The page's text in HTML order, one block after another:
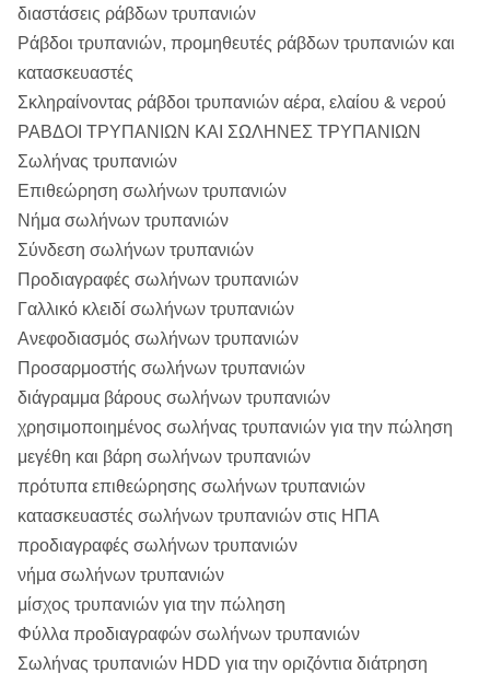
διαστάσεις ράβδων τρυπανιών
Ράβδοι τρυπανιών, προμηθευτές ράβδων τρυπανιών και
κατασκευαστές
Σκληραίνοντας ράβδοι τρυπανιών αέρα, ελαίου & νερού
ΡΑΒΔΟΙ ΤΡΥΠΑΝΙΩΝ ΚΑΙ ΣΩΛΗΝΕΣ ΤΡΥΠΑΝΙΩΝ
Σωλήνας τρυπανιών
Επιθεώρηση σωλήνων τρυπανιών
Νήμα σωλήνων τρυπανιών
Σύνδεση σωλήνων τρυπανιών
Προδιαγραφές σωλήνων τρυπανιών
Γαλλικό κλειδί σωλήνων τρυπανιών
Ανεφοδιασμός σωλήνων τρυπανιών
Προσαρμοστής σωλήνων τρυπανιών
διάγραμμα βάρους σωλήνων τρυπανιών
χρησιμοποιημένος σωλήνας τρυπανιών για την πώληση
μεγέθη και βάρη σωλήνων τρυπανιών
πρότυπα επιθεώρησης σωλήνων τρυπανιών
κατασκευαστές σωλήνων τρυπανιών στις ΗΠΑ
προδιαγραφές σωλήνων τρυπανιών
νήμα σωλήνων τρυπανιών
μίσχος τρυπανιών για την πώληση
Φύλλα προδιαγραφών σωλήνων τρυπανιών
Σωλήνας τρυπανιών HDD για την οριζόντια διάτρηση